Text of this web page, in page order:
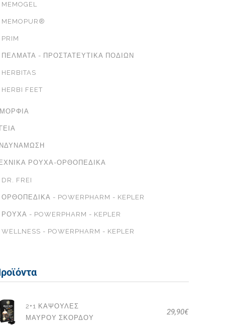
MEMOGEL
MEMOPUR®
PRIM
ΠΈΛΜΑΤΑ - ΠΡΟΣΤΑΤΕΥΤΙΚΆ ΠΟΔΙΏΝ
HERBITAS
HERBI FEET
ΡΟΎΧΑ-ΟΡΘΟΠΕΔΙΚΆ
DR. FREI
ΟΡΘΟΠΕΔΙΚΆ - POWERPHARM - KEPLER
ΡΟΎΧΑ - POWERPHARM - KEPLER
WELLNESS - POWERPHARM - KEPLER
2+1 ΚΆΨΟΥΛΕΣ
ΜΑΎΡΟΥ ΣΚΌΡΔΟΥ
29,90€